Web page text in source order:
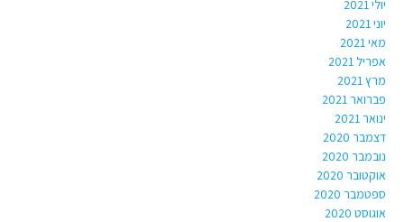
יולי 2021
יוני 2021
מאי 2021
אפריל 2021
מרץ 2021
פברואר 2021
ינואר 2021
דצמבר 2020
נובמבר 2020
אוקטובר 2020
ספטמבר 2020
אוגוסט 2020